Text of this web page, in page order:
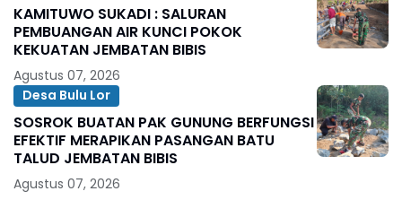
KAMITUWO SUKADI : SALURAN
PEMBUANGAN AIR KUNCI POKOK
KEKUATAN JEMBATAN BIBIS
Agustus 07, 2026
Desa Bulu Lor
SOSROK BUATAN PAK GUNUNG BERFUNGSI
EFEKTIF MERAPIKAN PASANGAN BATU
TALUD JEMBATAN BIBIS
Agustus 07, 2026